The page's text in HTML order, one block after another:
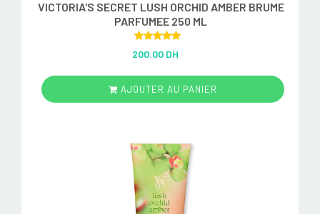
VICTORIA'S SECRET LUSH ORCHID AMBER BRUME
PARFUMEE 250 ML
out of 5
200.00 DH
AJOUTER AU PANIER